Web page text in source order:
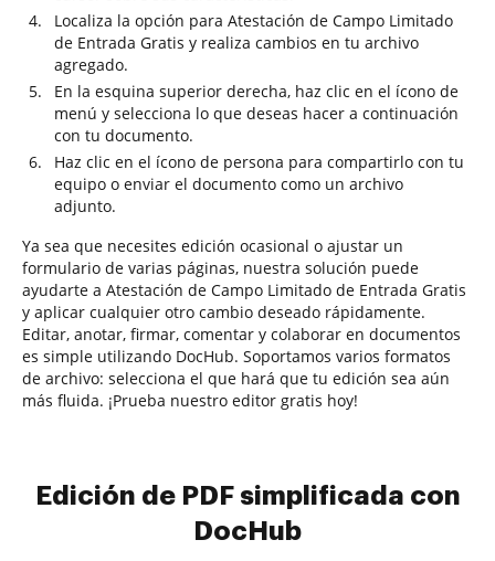
Localiza la opción para Atestación de Campo Limitado
de Entrada Gratis y realiza cambios en tu archivo
agregado.
En la esquina superior derecha, haz clic en el ícono de
menú y selecciona lo que deseas hacer a continuación
con tu documento.
Haz clic en el ícono de persona para compartirlo con tu
equipo o enviar el documento como un archivo
adjunto.
Ya sea que necesites edición ocasional o ajustar un
formulario de varias páginas, nuestra solución puede
ayudarte a Atestación de Campo Limitado de Entrada Gratis
y aplicar cualquier otro cambio deseado rápidamente.
Editar, anotar, firmar, comentar y colaborar en documentos
es simple utilizando DocHub. Soportamos varios formatos
de archivo: selecciona el que hará que tu edición sea aún
más fluida. ¡Prueba nuestro editor gratis hoy!
Edición de PDF simplificada con
DocHub